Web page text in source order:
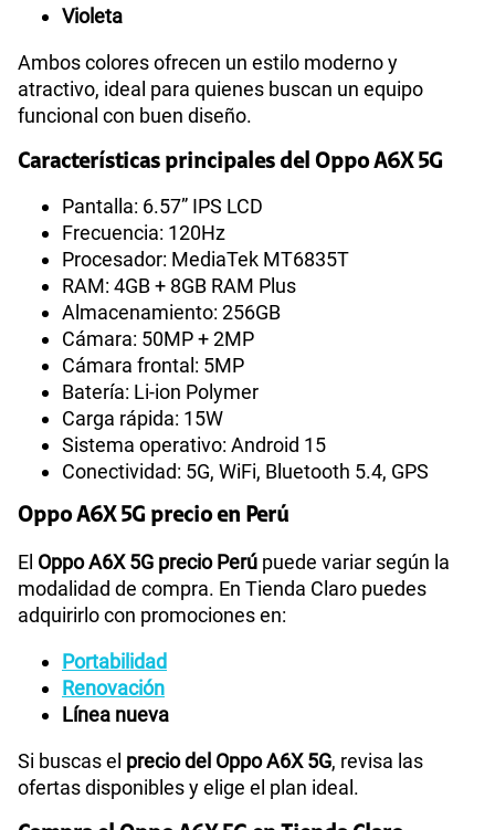
Violeta
Ambos colores ofrecen un estilo moderno y
atractivo, ideal para quienes buscan un equipo
funcional con buen diseño.
Características principales del Oppo A6X 5G
Pantalla: 6.57” IPS LCD
Frecuencia: 120Hz
Procesador: MediaTek MT6835T
RAM: 4GB + 8GB RAM Plus
Almacenamiento: 256GB
Cámara: 50MP + 2MP
Cámara frontal: 5MP
Batería: Li-ion Polymer
Carga rápida: 15W
Sistema operativo: Android 15
Conectividad: 5G, WiFi, Bluetooth 5.4, GPS
Oppo A6X 5G precio en Perú
El Oppo A6X 5G precio Perú puede variar según la
modalidad de compra. En Tienda Claro puedes
adquirirlo con promociones en:
Portabilidad
Renovación
Línea nueva
Si buscas el precio del Oppo A6X 5G, revisa las
ofertas disponibles y elige el plan ideal.